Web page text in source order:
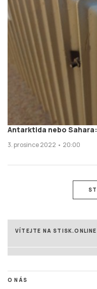
Antarktida nebo
3. prosince 2022 • 20:00
VÍTEJTE NA STISK.ONLINE
O NÁS